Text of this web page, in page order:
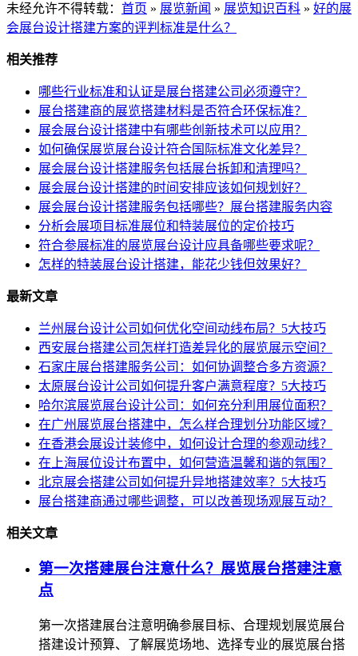
未经允许不得转载： 首页 » 展览新闻 » 展览知识百科 » 好的展
会展台设计搭建方案的评判标准是什么？
相关推荐
哪些行业标准和认证是展台搭建公司必须遵守？
展台搭建商的展览搭建材料是否符合环保标准？
展会展台设计搭建中有哪些创新技术可以应用？
如何确保展览展台设计符合国际标准文化差异？
展会展台设计搭建服务包括展台拆卸和清理吗？
展会展台设计搭建的时间安排应该如何规划好？
展会展台设计搭建服务包括哪些？展台搭建服务内容
分析会展项目标准展位和特装展位的定价技巧
符合参展标准的展览展台设计应具备哪些要求呢？
怎样的特装展台设计搭建，能花少钱但效果好？
最新文章
兰州展台设计公司如何优化空间动线布局？5大技巧
西安展台搭建公司怎样打造差异化的展览展示空间？
石家庄展台搭建服务公司：如何协调整合多方资源？
太原展台设计公司如何提升客户满意程度？5大技巧
哈尔滨展览展台设计公司：如何充分利用展位面积？
在广州展览展台搭建中，怎么样合理划分功能区域？
在香港会展设计装修中，如何设计合理的参观动线？
在上海展位设计布置中，如何营造温馨和谐的氛围？
北京展会搭建公司如何提升异地搭建效率？5大技巧
展台搭建商通过哪些调整，可以改善现场观展互动？
相关文章
第一次搭建展台注意什么？展览展台搭建注意
点
第一次搭建展台注意明确参展目标、合理规划展览展台
搭建设计预算、了解展览场地、选择专业的展览展台搭